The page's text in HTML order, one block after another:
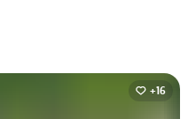
+16